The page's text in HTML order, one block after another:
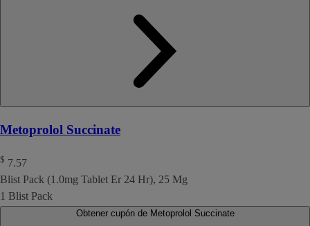
Metoprolol Succinate
$ 7.57
Blist Pack (1.0mg Tablet Er 24 Hr), 25 Mg
1 Blist Pack
Obtener cupón de Metoprolol Succinate